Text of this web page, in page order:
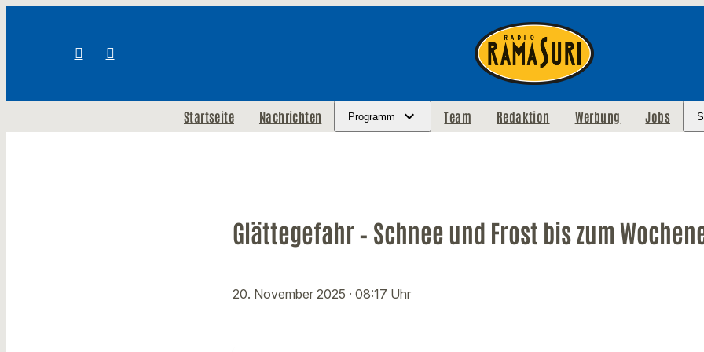
Startseite Nachrichten Programm Team Redaktion Werbung Jobs
Glättegefahr – Schnee und Frost bis zum
20. November 2025 · 08:17 Uhr